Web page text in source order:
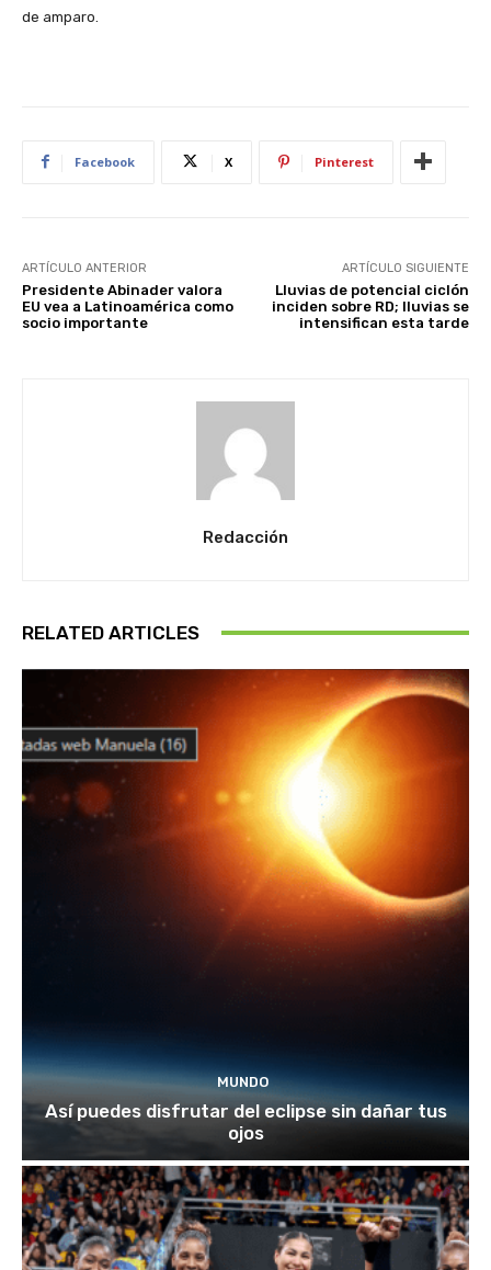
de amparo.
Facebook X Pinterest
ARTÍCULO ANTERIOR
Presidente Abinader valora
EU vea a Latinoamérica como
socio importante
ARTÍCULO SIGUIENTE
Lluvias de potencial ciclón
inciden sobre RD; lluvias se
intensifican esta tarde
Redacción
RELATED ARTICLES
MUNDO
Así puedes disfrutar del eclipse sin dañar tus
ojos